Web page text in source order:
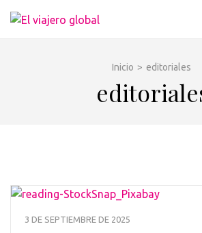
Un espacio donde
desde su música
Inicio > editoriales
3 DE SEPTIEMBRE DE 2025